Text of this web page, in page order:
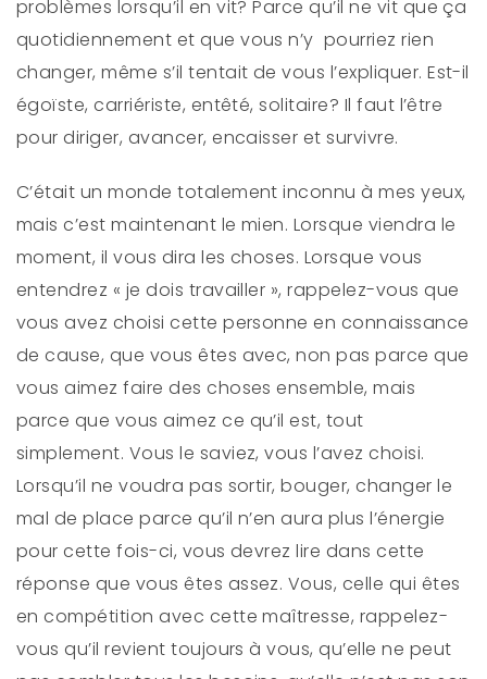
problèmes lorsqu’il en vit? Parce qu’il ne vit que ça
quotidiennement et que vous n’y pourriez rien
changer, même s’il tentait de vous l’expliquer. Est-il
égoïste, carriériste, entêté, solitaire? Il faut l’être
pour diriger, avancer, encaisser et survivre.
C’était un monde totalement inconnu à mes yeux,
mais c’est maintenant le mien. Lorsque viendra le
moment, il vous dira les choses. Lorsque vous
entendrez « je dois travailler », rappelez-vous que
vous avez choisi cette personne en connaissance
de cause, que vous êtes avec, non pas parce que
vous aimez faire des choses ensemble, mais
parce que vous aimez ce qu’il est, tout
simplement. Vous le saviez, vous l’avez choisi.
Lorsqu’il ne voudra pas sortir, bouger, changer le
mal de place parce qu’il n’en aura plus l’énergie
pour cette fois-ci, vous devrez lire dans cette
réponse que vous êtes assez. Vous, celle qui êtes
en compétition avec cette maîtresse, rappelez-
vous qu’il revient toujours à vous, qu’elle ne peut